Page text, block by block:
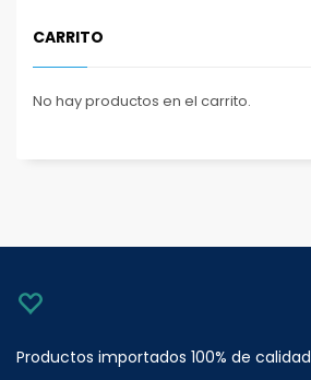
CARRITO
No hay productos en el carrito.
Productos importados 100% de calidad